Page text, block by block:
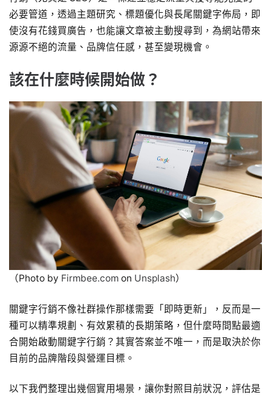
必要管道，透過主題研究、標題優化與長尾關鍵字佈局，即
使沒有花錢買廣告，也能讓文章被主動搜尋到，為網站帶來
源源不絕的流量、品牌信任感，甚至變現機會。
該在什麼時候開始做？
（Photo by Firmbee.com on Unsplash）
關鍵字行銷不像社群操作那樣需要「即時更新」，反而是一
種可以精準規劃、有效累積的長期策略，但什麼時間點最適
合開始啟動關鍵字行銷？其實答案並不唯一，而是取決於你
目前的品牌階段與營運目標。
以下我們整理出幾個實用場景，讓你對照目前狀況，評估是